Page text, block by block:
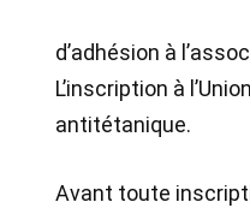
d’adhésion à
L’inscription à
antitétanique.
Avant toute